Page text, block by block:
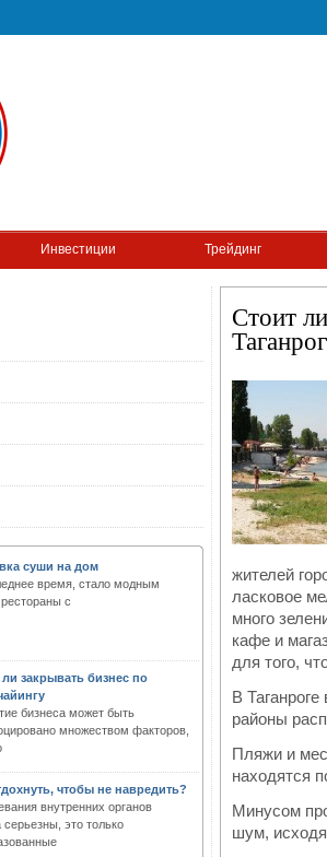
Инвестиции Трейдинг
суши на дом
время, стало модным
с
ли закрывать бизнес по
бизнеса может быть
множеством факторов,
чтобы не навредить?
внутренних органов
серьезны, это только
Стоит
жителей
ласковое
много
кафе и
для того,
В
районы
Пляжи и
находятся
Минусом
шум,